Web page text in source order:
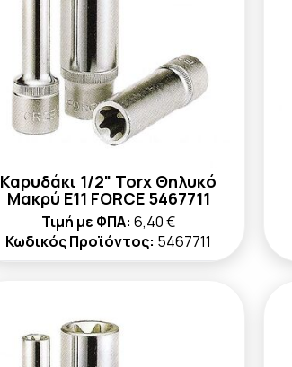
Καρυδάκι 1/2" Torx Θηλυκό
Μακρύ E11 FORCE 5467711
Τιμή με ΦΠΑ: 6,40 €
Κωδικός Προϊόντος: 5467711